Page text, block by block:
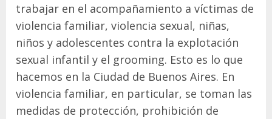
trabajar en el acompañamiento a víctimas de
violencia familiar, violencia sexual, niñas,
niños y adolescentes contra la explotación
sexual infantil y el grooming. Esto es lo que
hacemos en la Ciudad de Buenos Aires. En
violencia familiar, en particular, se toman las
medidas de protección, prohibición de